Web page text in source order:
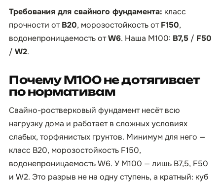
Требования для свайного фундамента: класс
прочности отB20, морозостойкость отF150,
водонепроницаемость отW6. Наша М100: B7,5 / F50
/ W2.
Почему М100 не дотягивает
по нормативам
Свайно-ростверковый фундамент несёт всю
нагрузку дома и работает в сложных условиях
слабых, торфянистых грунтов. Минимум для него —
класс B20, морозостойкость F150,
водонепроницаемость W6. У М100 — лишь B7,5, F50
и W2. Это разрыв не на одну ступень, а кратный: куб